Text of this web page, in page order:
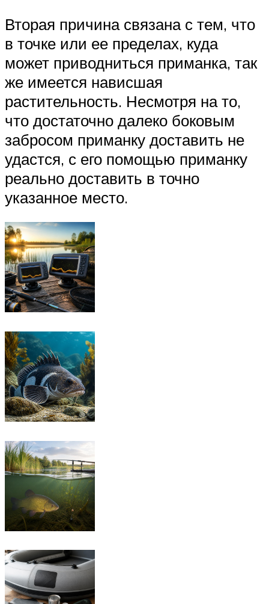
Вторая причина связана с тем, что
в точке или ее пределах, куда
может приводниться приманка, так
же имеется нависшая
растительность. Несмотря на то,
что достаточно далеко боковым
забросом приманку доставить не
удастся, с его помощью приманку
реально доставить в точно
указанное место.